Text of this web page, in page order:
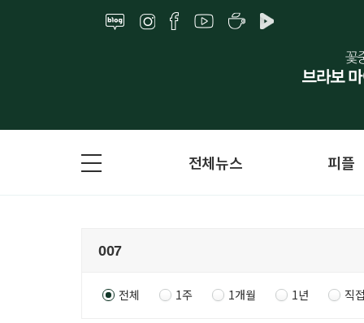
전체뉴스 피플
전체 1주 1개월 1년 직